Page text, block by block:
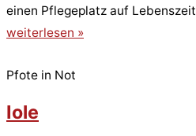
einen Pflegeplatz auf
weiterlesen »
Pfote in Not
Iole